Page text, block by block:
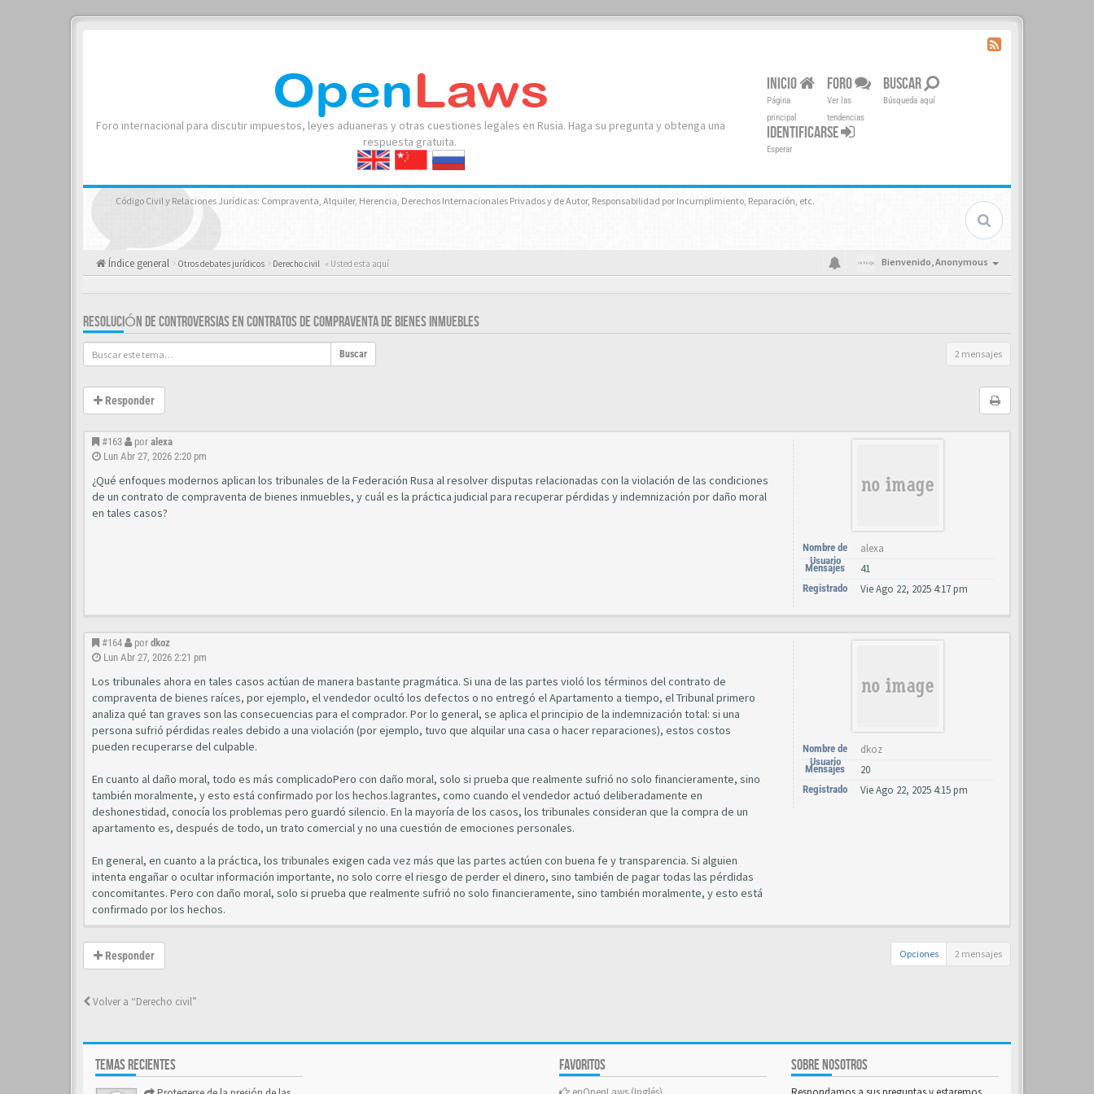
Foro internacional para discutir impuestos, leyes aduaneras y otras cuestiones legales en Rusia. Haga su pregunta y obtenga una
respuesta gratuita.
INICIO
Página
principal
FORO
Ver las
tendencias
BUSCAR
Búsqueda aquí
IDENTIFICARSE
Esperar
Código Civil y Relaciones Jurídicas: Compraventa, Alquiler, Herencia, Derechos Internacionales Privados y de Autor, Responsabilidad por Incumplimiento, Reparación, etc.
Índice general Otros debates jurídicos Derecho civil « Usted esta aquí Bienvenido,Anonymous
RESOLUCIÓN DE CONTROVERSIAS EN CONTRATOS DE COMPRAVENTA DE BIENES INMUEBLES
Buscar 2 mensajes
Responder
#163 por alexa
Lun Abr 27, 2026 2:20 pm
¿Qué enfoques modernos aplican los tribunales de la Federación Rusa al resolver disputas relacionadas con la violación de las condiciones
de un contrato de compraventa de bienes inmuebles, y cuál es la práctica judicial para recuperar pérdidas y indemnización por daño moral
en tales casos?
Nombre de
Usuario
alexa
Mensajes 41
Registrado Vie Ago 22, 2025 4:17 pm
#164 por dkoz
Lun Abr 27, 2026 2:21 pm
Los tribunales ahora en tales casos actúan de manera bastante pragmática. Si una de las partes violó los términos del contrato de
compraventa de bienes raíces, por ejemplo, el vendedor ocultó los defectos o no entregó el Apartamento a tiempo, el Tribunal primero
analiza qué tan graves son las consecuencias para el comprador. Por lo general, se aplica el principio de la indemnización total: si una
persona sufrió pérdidas reales debido a una violación (por ejemplo, tuvo que alquilar una casa o hacer reparaciones), estos costos
pueden recuperarse del culpable.
En cuanto al daño moral, todo es más complicadoPero con daño moral, solo si prueba que realmente sufrió no solo financieramente, sino
también moralmente, y esto está confirmado por los hechos.lagrantes, como cuando el vendedor actuó deliberadamente en
deshonestidad, conocía los problemas pero guardó silencio. En la mayoría de los casos, los tribunales consideran que la compra de un
apartamento es, después de todo, un trato comercial y no una cuestión de emociones personales.
En general, en cuanto a la práctica, los tribunales exigen cada vez más que las partes actúen con buena fe y transparencia. Si alguien
intenta engañar o ocultar información importante, no solo corre el riesgo de perder el dinero, sino también de pagar todas las pérdidas
concomitantes. Pero con daño moral, solo si prueba que realmente sufrió no solo financieramente, sino también moralmente, y esto está
confirmado por los hechos.
Nombre de
Usuario
dkoz
Mensajes 20
Registrado Vie Ago 22, 2025 4:15 pm
Responder Opciones 2 mensajes
Volver a “Derecho civil”
TEMAS RECIENTES FAVORITOS SOBRE NOSOTROS